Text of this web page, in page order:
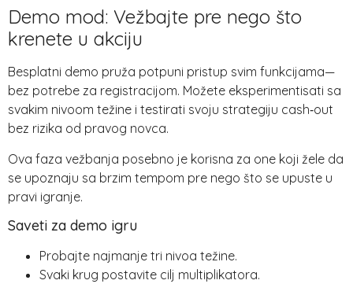
Demo mod: Vežbajte pre nego što
krenete u akciju
Besplatni demo pruža potpuni pristup svim funkcijama—
bez potrebe za registracijom. Možete eksperimentisati sa
svakim nivoom težine i testirati svoju strategiju cash‑out
bez rizika od pravog novca.
Ova faza vežbanja posebno je korisna za one koji žele da
se upoznaju sa brzim tempom pre nego što se upuste u
pravi igranje.
Saveti za demo igru
Probajte najmanje tri nivoa težine.
Svaki krug postavite cilj multiplikatora.